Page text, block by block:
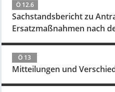
Ö 12.6
Sachstandsbericht zu
Ersatzmaßnahmen nach
Ö 13
Mitteilungen und